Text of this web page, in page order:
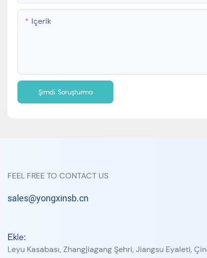
Içerik
Şimdi Soruşturma
FEEL FREE TO CONTACT US
sales@yongxinsb.cn
Ekle:
Leyu Kasabası, Zhangjiagang Şehri, Jiangsu Eyaleti, Çin